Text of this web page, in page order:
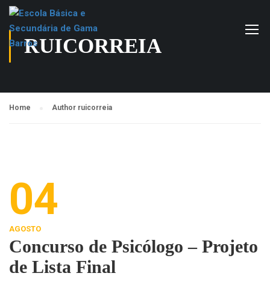
RUICORREIA
Home Author ruicorreia
04
AGOSTO
Concurso de Psicólogo – Projeto
de Lista Final